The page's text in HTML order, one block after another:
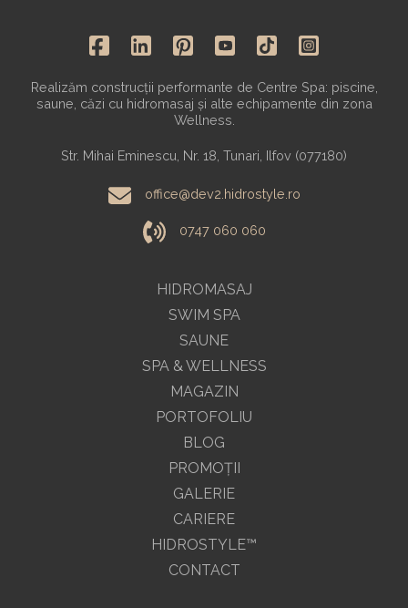
HIDROMASAJ
SWIM SPA
SAUNE
SPA & WELLNESS
MAGAZIN
Realizăm construcții performante de Centre Spa: piscine,
saune, căzi cu hidromasaj și alte echipamente din zona
Wellness.
Str. Mihai Eminescu, Nr. 18, Tunari, Ilfov (077180)
office@dev2.hidrostyle.ro
0747 060 060
PORTOFOLIU
BLOG
PROMOŢII
GALERIE
CARIERE
HIDROSTYLE™
CONTACT